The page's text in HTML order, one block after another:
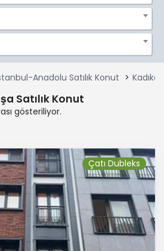
Anadolu Satılık Konut
Satılık Konut
gösteriliyor.
Çatı Dubleks